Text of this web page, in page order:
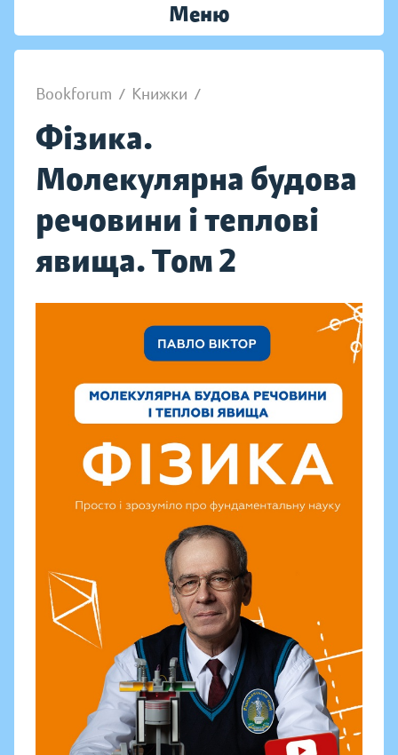
Меню
Bookforum / Книжки /
Фізика.
Молекулярна будова
речовини і теплові
явища. Том 2